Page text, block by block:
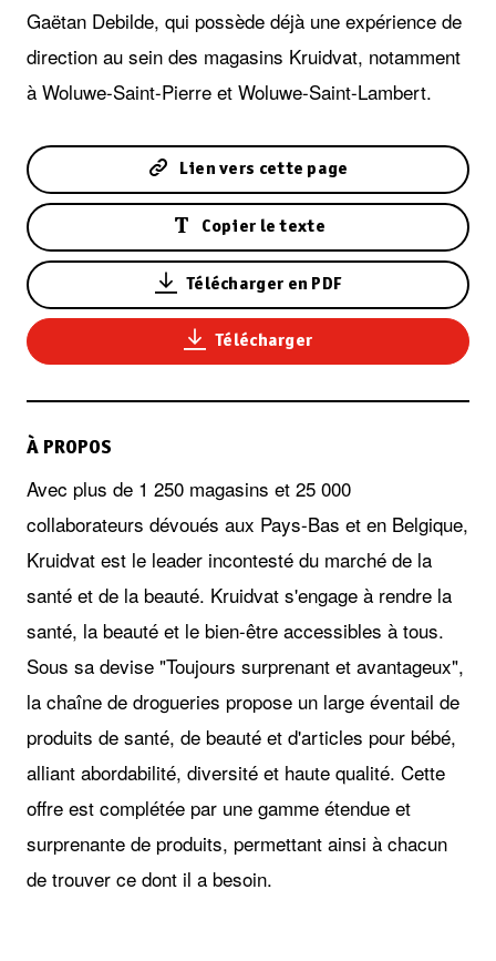
Gaëtan Debilde, qui possède déjà une expérience de
direction au sein des magasins Kruidvat, notamment
à Woluwe-Saint-Pierre et Woluwe-Saint-Lambert.
Lien vers cette page
Copier le texte
Télécharger en PDF
Télécharger
À PROPOS
Avec plus de 1 250 magasins et 25 000
collaborateurs dévoués aux Pays-Bas et en Belgique,
Kruidvat est le leader incontesté du marché de la
santé et de la beauté. Kruidvat s'engage à rendre la
santé, la beauté et le bien-être accessibles à tous.
Sous sa devise "Toujours surprenant et avantageux",
la chaîne de drogueries propose un large éventail de
produits de santé, de beauté et d'articles pour bébé,
alliant abordabilité, diversité et haute qualité. Cette
offre est complétée par une gamme étendue et
surprenante de produits, permettant ainsi à chacun
de trouver ce dont il a besoin.